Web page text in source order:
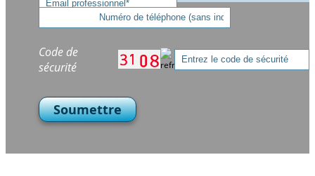
Code de
sécurité
Soumettre